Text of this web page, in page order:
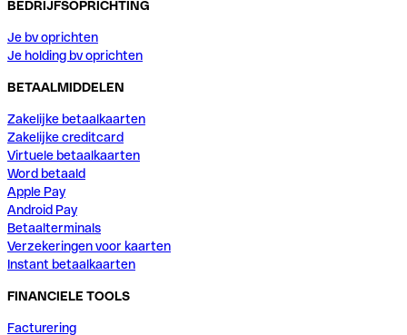
BEDRIJFSOPRICHTING
Je bv oprichten
Je holding bv oprichten
BETAALMIDDELEN
Zakelijke betaalkaarten
Zakelijke creditcard
Virtuele betaalkaarten
Word betaald
Apple Pay
Android Pay
Betaalterminals
Verzekeringen voor kaarten
Instant betaalkaarten
FINANCIELE TOOLS
Facturering